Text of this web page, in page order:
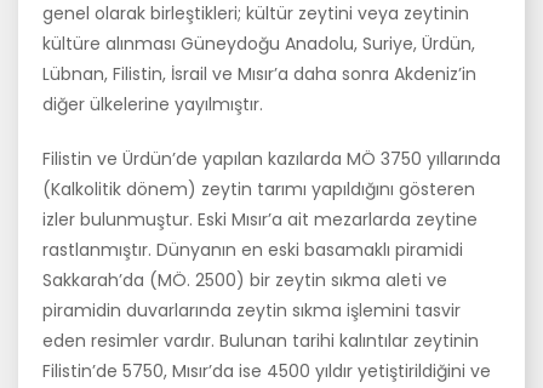
genel olarak birleştikleri; kültür zeytini veya zeytinin
kültüre alınması Güneydoğu Anadolu, Suriye, Ürdün,
Lübnan, Filistin, İsrail ve Mısır’a daha sonra Akdeniz’in
diğer ülkelerine yayıl­mıştır.
Filistin ve Ürdün’de yapılan kazılarda MÖ 3750 yıllarında
(Kalkolitik dönem) zeytin tarımı yapıldığını gösteren
izler bulunmuştur. Eski Mı­sır’a ait mezarlarda zeytine
rastlanmıştır. Dünyanın en eski basamaklı piramidi
Sakkarah’da (MÖ. 2500) bir zeytin sıkma aleti ve
piramidin duvarlarında zeytin sıkma işlemini tasvir
eden resimler vardır. Bulunan tarihi kalıntılar zeytinin
Filistin’de 5750, Mısır’da ise 4500 yıldır yetiş­tirildiğini ve